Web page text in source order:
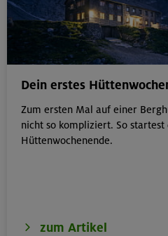
Dein erstes
Zum ersten Mal auf einer
nicht so kompliziert. So startest
Hüttenwochenende.
zum Artikel